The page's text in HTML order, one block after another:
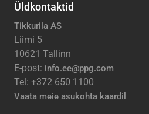
Üldkontaktid
Tikkurila AS
Liimi 5
10621 Tallinn
E-post: info.ee@ppg.com
Tel: +372 650 1100
Vaata meie asukohta kaardil